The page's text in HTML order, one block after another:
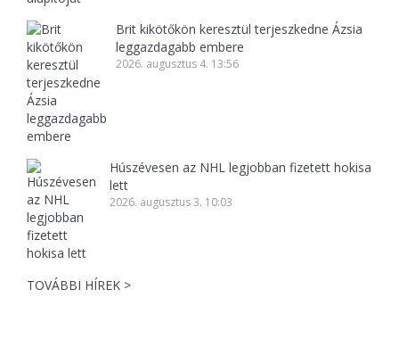
Brit kikötőkön keresztül terjeszkedne Ázsia
leggazdagabb embere
2026. augusztus 4. 13:56
Húszévesen az NHL legjobban fizetett hokisa
lett
2026. augusztus 3. 10:03
TOVÁBBI HÍREK >